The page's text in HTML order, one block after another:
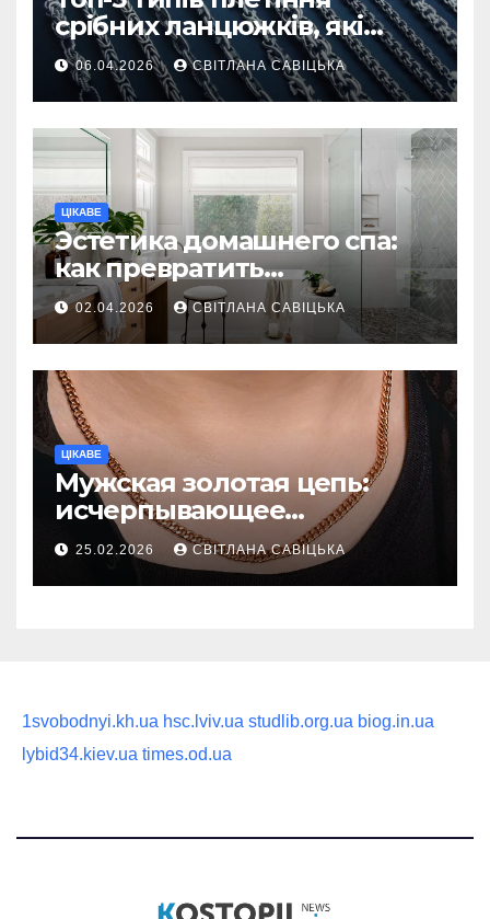
срібних ланцюжків, які
вважаються
найнадійнішими
06.04.2026 СВІТЛАНА САВІЦЬКА
ЦІКАВЕ
Эстетика домашнего спа:
как превратить
ежедневную гигиену в
восстанавливающий
ритуал
02.04.2026 СВІТЛАНА САВІЦЬКА
ЦІКАВЕ
Мужская золотая цепь:
исчерпывающее
руководство по выбору
статусного украшения
25.02.2026 СВІТЛАНА САВІЦЬКА
1svobodnyi.kh.ua hsc.lviv.ua studlib.org.ua biog.in.ua
lybid34.kiev.ua times.od.ua